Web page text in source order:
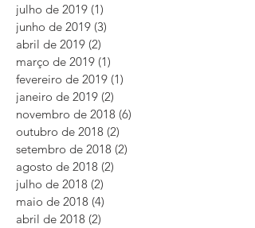
julho de 2019 (1)
junho de 2019 (3)
abril de 2019 (2)
março de 2019 (1)
fevereiro de 2019 (1)
janeiro de 2019 (2)
novembro de 2018 (6)
outubro de 2018 (2)
setembro de 2018 (2)
agosto de 2018 (2)
julho de 2018 (2)
maio de 2018 (4)
abril de 2018 (2)